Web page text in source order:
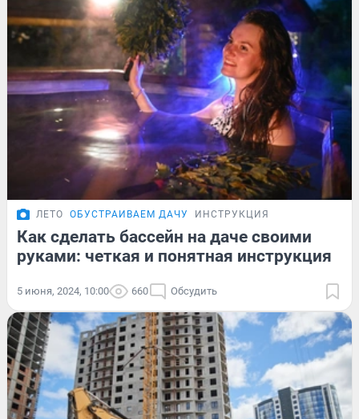
ЛЕТО ОБУСТРАИВАЕМ ДАЧУ ИНСТРУКЦИЯ
Как сделать бассейн на даче своими
руками: четкая и понятная инструкция
5 июня, 2024, 10:00 660 Обсудить